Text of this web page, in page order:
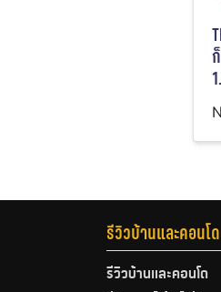
รีวิวบ้านและคอนโด
รีวิวบ้านและคอนโด